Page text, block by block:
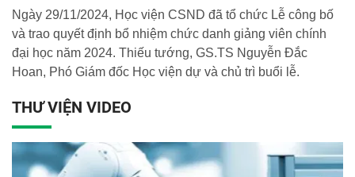
Ngày 29/11/2024, Học viện CSND đã tổ chức Lễ công bố
và trao quyết định bổ nhiệm chức danh giảng viên chính
đại học năm 2024. Thiếu tướng, GS.TS Nguyễn Đắc
Hoan, Phó Giám đốc Học viện dự và chủ trì buổi lễ.
THƯ VIỆN VIDEO